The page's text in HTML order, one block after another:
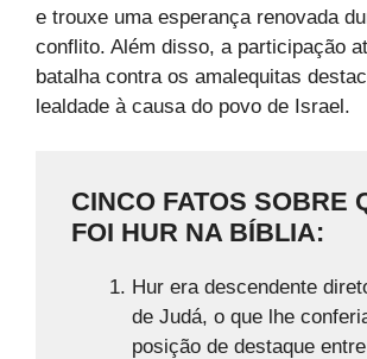
e trouxe uma esperança renovada
conflito. Além disso, a participação
batalha contra os amalequitas
lealdade à causa do povo de Israel.
CINCO FATOS SOBRE
FOI HUR NA BÍBLIA:
Hur era descendente
de Judá, o que lhe
posição de destaque